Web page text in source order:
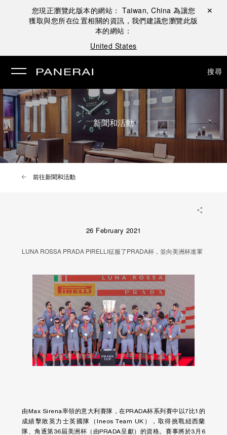
您現正瀏覽此版本的網站： Taiwan, China 為讓您
獲取與您所在位置相關的資訊，我們建議您瀏覽此版
本的網站：
United States
關閉 ✕
搜尋
新聞和活動
前往新聞和活動
26 February 2021
LUNA ROSSA PRADA PIRELLI征服了PRADA杯，並向美洲杯進軍
由Max Sirena率領的意大利賽隊，在PRADA杯系列賽中以7比1的
成績擊敗英力士英國隊（Ineos Team UK），取得挑戰紐西蘭
隊、角逐第36屆美洲杯（由PRADA呈獻）的資格。賽事將於3月6